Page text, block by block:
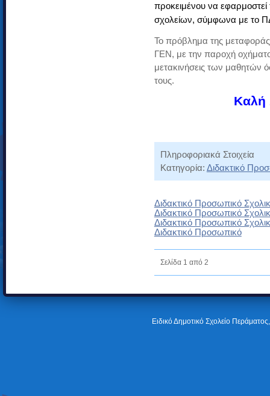
προκειμένου να
σχολείων, σύμφωνα με το
Το πρόβλημα της
ΓΕΝ, με την παροχή
μετακινήσεις των μαθητών
τους.
Καλή
Πληροφοριακά Στοιχεία
Κατηγορία: Διδακτικό
Διδακτικό Προσωπικό
Διδακτικό Προσωπικό
Διδακτικό Προσωπικό
Διδακτικό Προσωπικό
Σελίδα 1 από 2
Ειδικό Δημοτικό Σχολείο